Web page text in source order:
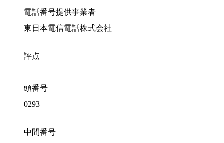
電話番号提供事業者
東日本電信電話株式会社
評点
頭番号
0293
中間番号